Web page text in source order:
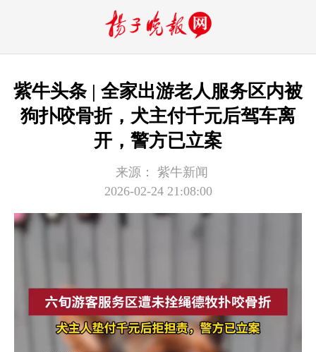
紫牛头条 | 全家出游老人服务区内被
狗扑咬骨折，犬主付千元后驾车离
开，警方已立案
来源：
紫牛新闻
2026-02-24 21:08:00